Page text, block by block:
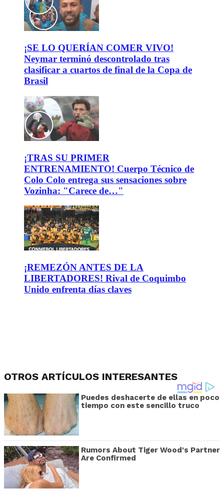
¡SE LO QUERÍAN COMER VIVO!
Neymar terminó descontrolado tras
clasificar a cuartos de final de la Copa de
Brasil
¡TRAS SU PRIMER
ENTRENAMIENTO! Cuerpo Técnico de
Colo Colo entrega sus sensaciones sobre
Vozinha: "Carece de…"
¡REMEZÓN ANTES DE LA
LIBERTADORES! Rival de Coquimbo
Unido enfrenta días claves
OTROS ARTÍCULOS INTERESANTES
Puedes deshacerte de ellas en poco
tiempo con este sencillo truco
Rumors About Tiger Wood's Partner
Are Confirmed